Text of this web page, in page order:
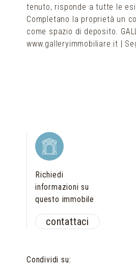
tenuto, risponde a tutte le
Completano la proprietà un
come spazio di deposito.
Richiedi
informazioni su
questo immobile
contattaci
Condividi su: